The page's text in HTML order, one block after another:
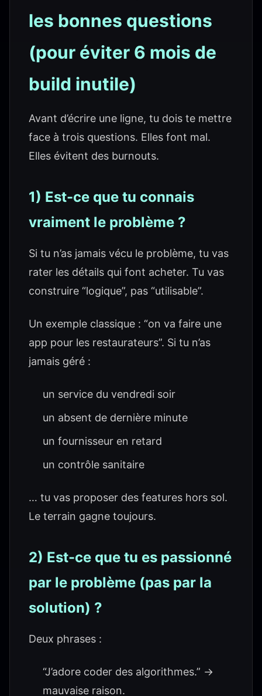
les bonnes questions
(pour éviter 6 mois de
build inutile)
Avant d’écrire une ligne, tu dois te mettre
face à trois questions. Elles font mal.
Elles évitent des burnouts.
1) Est-ce que tu connais
vraiment le problème ?
Si tu n’as jamais vécu le problème, tu vas
rater les détails qui font acheter. Tu vas
construire “logique”, pas “utilisable”.
Un exemple classique : “on va faire une
app pour les restaurateurs”. Si tu n’as
jamais géré :
un service du vendredi soir
un absent de dernière minute
un fournisseur en retard
un contrôle sanitaire
… tu vas proposer des features hors sol.
Le terrain gagne toujours.
2) Est-ce que tu es passionné
par le problème (pas par la
solution) ?
Deux phrases :
“J’adore coder des algorithmes.” →
mauvaise raison.